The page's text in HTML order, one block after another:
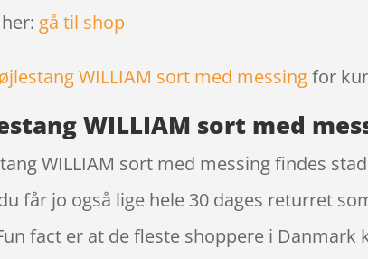
gå til shop
WILLIAM sort med messingfor
WILLIAM sort med
WILLIAM sort med messing findes
får jo også lige hele 30 dages returret
fact er at de fleste shoppere i